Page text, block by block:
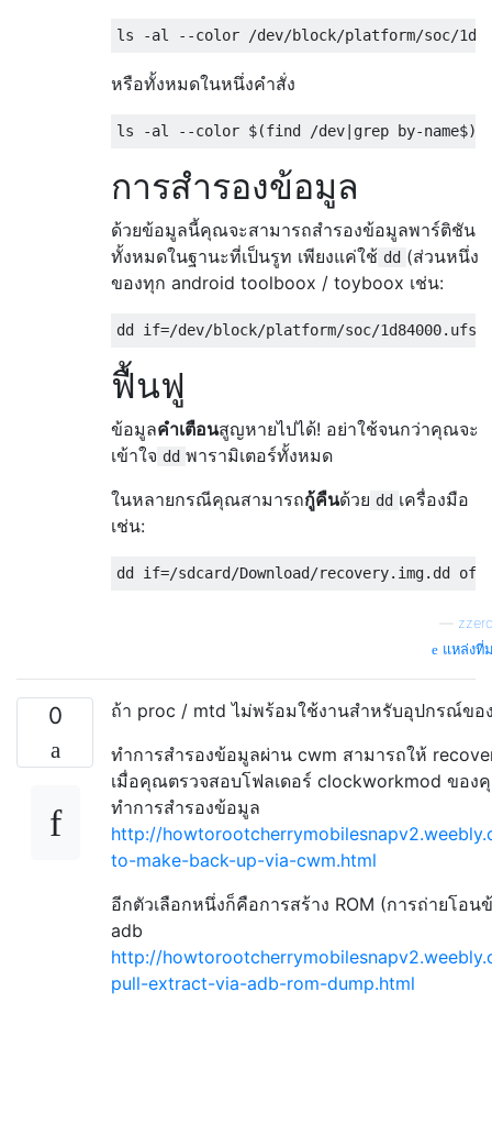
หรือทั้งหมดในหนึ่งคำสั่ง
การสำรองข้อมูล
ด้วยข้อมูลนี้คุณจะสามารถสำรองข้อมูลพาร์ติชัน
ทั้งหมดในฐานะที่เป็นรูท เพียงแค่ใช้ dd (ส่วนหนึ่ง
ของทุก android toolboox / toyboox เช่น:
ฟื้นฟู
ข้อมูลคำเตือนสูญหายไปได้! อย่าใช้จนกว่าคุณจะ
เข้าใจ dd พารามิเตอร์ทั้งหมด
ในหลายกรณีคุณสามารถกู้คืนด้วย dd เครื่องมือ
เช่น:
แหล่งที่
0
ถ้า proc / mtd ไม่พร้อมใช้งานสำหรับอุปกรณ์ข
ทำการสำรองข้อมูลผ่าน cwm สามารถให้
เมื่อคุณตรวจสอบโฟลเดอร์ clockworkmod ของ
ทำการสำรองข้อมูล
http://
to-make-back-up-via-cwm.html
อีกตัวเลือกหนึ่งก็คือการสร้าง ROM (การถ่ายโอน
adb
http://
pull-extract-via-adb-rom-dump.html